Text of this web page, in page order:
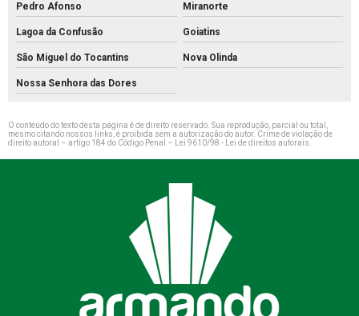
Pedro Afonso Miranorte
Lagoa da Confusão Goiatins
São Miguel do Tocantins Nova Olinda
Nossa Senhora das Dores
O conteúdo do texto desta página é de direito reservado. Sua reprodução, parcial ou total,
mesmo citando nossos links, é proibida sem a autorização do autor. Crime de violação de
direito autoral – artigo 184 do Código Penal – Lei 9610/98 - Lei de direitos autorais.